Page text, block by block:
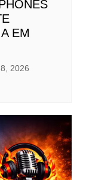
EM
2026